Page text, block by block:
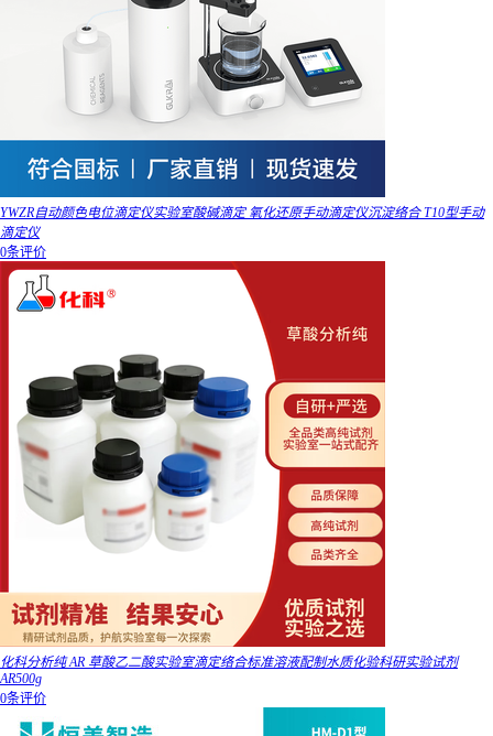
YWZR自动颜色电位滴定仪实验室酸碱滴定 氧化还原手动滴定仪沉淀络合 T10型手动
滴定仪
0条评价
化科分析纯 AR 草酸乙二酸实验室滴定络合标准溶液配制水质化验科研实验试剂
AR500g
0条评价